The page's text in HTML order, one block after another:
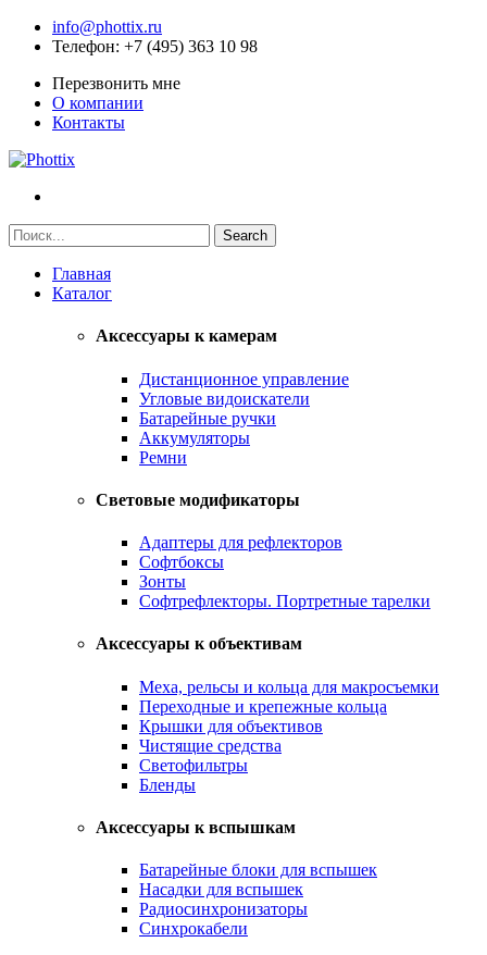
info@phottix.ru
Телефон: +7 (495) 363 10 98
Перезвонить мне
О компании
Контакты
Главная
Каталог
Аксессуары к камерам
Дистанционное управление
Угловые видоискатели
Батарейные ручки
Аккумуляторы
Ремни
Световые модификаторы
Адаптеры для рефлекторов
Софтбоксы
Зонты
Софтрефлекторы. Портретные тарелки
Аксессуары к объективам
Меха, рельсы и кольца для макросъемки
Переходные и крепежные кольца
Крышки для объективов
Чистящие средства
Светофильтры
Бленды
Аксессуары к вспышкам
Батарейные блоки для вспышек
Насадки для вспышек
Радиосинхронизаторы
Синхрокабели